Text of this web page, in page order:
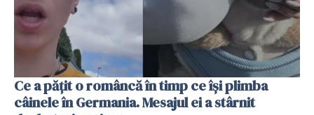
Ce a pățit o româncă în timp ce își plimba
câinele în Germania. Mesajul ei a stârnit